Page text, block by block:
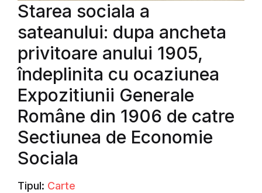
Starea sociala a
sateanului: dupa ancheta
privitoare anului 1905,
îndeplinita cu ocaziunea
Expozitiunii Generale
Române din 1906 de catre
Sectiunea de Economie
Sociala
Tipul: Carte